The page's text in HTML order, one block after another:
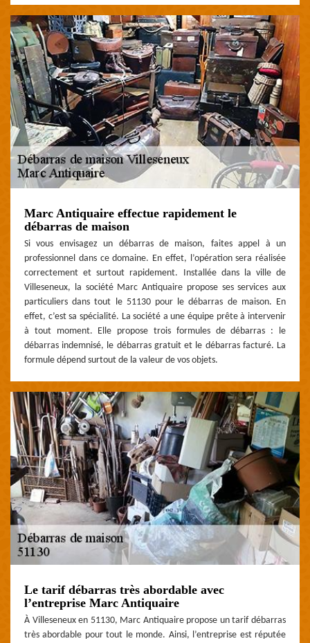
Marc Antiquaire effectue rapidement le
débarras de maison
Si vous envisagez un débarras de maison, faites appel à un
professionnel dans ce domaine. En effet, l’opération sera réalisée
correctement et surtout rapidement. Installée dans la ville de
Villeseneux, la société Marc Antiquaire propose ses services aux
particuliers dans tout le 51130 pour le débarras de maison. En
effet, c’est sa spécialité. La société a une équipe prête à intervenir
à tout moment. Elle propose trois formules de débarras : le
débarras indemnisé, le débarras gratuit et le débarras facturé. La
formule dépend surtout de la valeur de vos objets.
Le tarif débarras très abordable avec
l’entreprise Marc Antiquaire
À Villeseneux en 51130, Marc Antiquaire propose un tarif débarras
très abordable pour tout le monde. Ainsi, l’entreprise est réputée